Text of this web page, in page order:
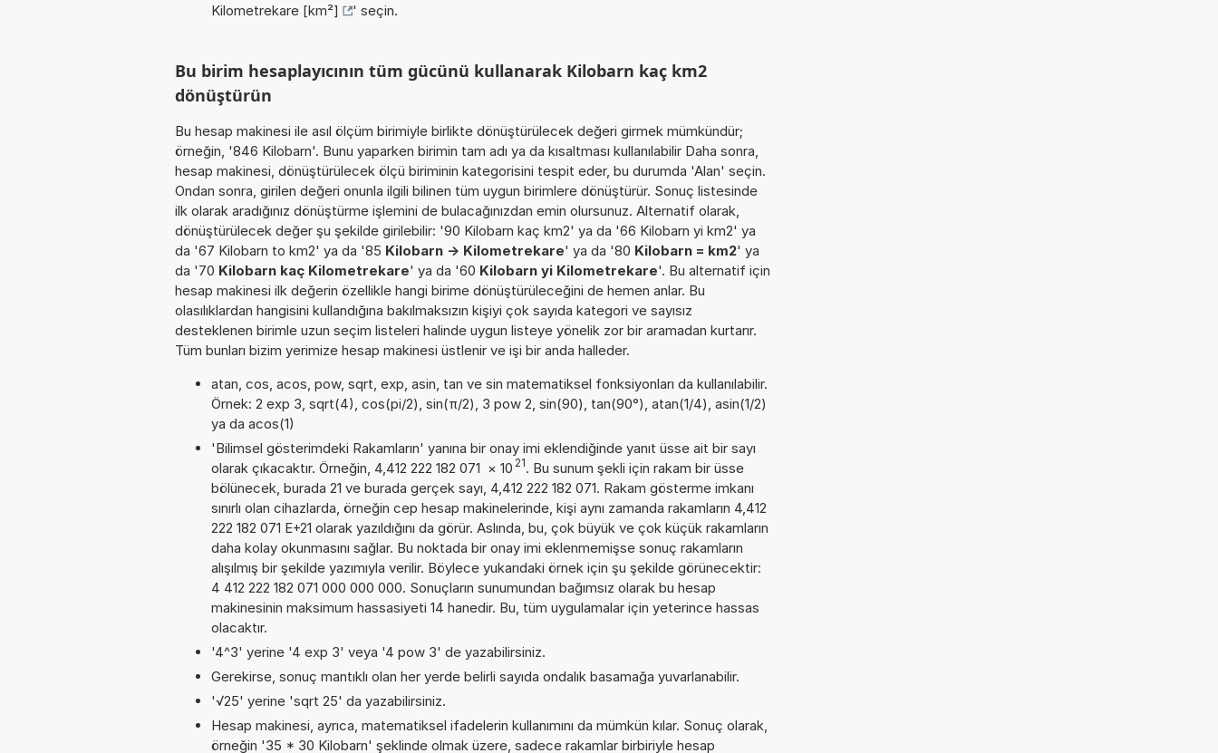
Kilometrekare [km²]
' seçin.
Bu birim hesaplayıcının tüm gücünü kullanarak Kilobarn kaç km2
dönüştürün
Bu hesap makinesi ile asıl ölçüm birimiyle birlikte dönüştürülecek değeri girmek mümkündür;
örneğin, '846 Kilobarn'. Bunu yaparken birimin tam adı ya da kısaltması kullanılabilir Daha sonra,
hesap makinesi, dönüştürülecek ölçü biriminin kategorisini tespit eder, bu durumda 'Alan' seçin.
Ondan sonra, girilen değeri onunla ilgili bilinen tüm uygun birimlere dönüştürür. Sonuç listesinde
ilk olarak aradığınız dönüştürme işlemini de bulacağınızdan emin olursunuz. Alternatif olarak,
dönüştürülecek değer şu şekilde girilebilir: '90 Kilobarn kaç km2' ya da '66 Kilobarn yi km2' ya
da '67 Kilobarn to km2' ya da '85 Kilobarn -> Kilometrekare' ya da '80 Kilobarn = km2' ya
da '70 Kilobarn kaç Kilometrekare' ya da '60 Kilobarn yi Kilometrekare'. Bu alternatif için
hesap makinesi ilk değerin özellikle hangi birime dönüştürüleceğini de hemen anlar. Bu
olasılıklardan hangisini kullandığına bakılmaksızın kişiyi çok sayıda kategori ve sayısız
desteklenen birimle uzun seçim listeleri halinde uygun listeye yönelik zor bir aramadan kurtarır.
Tüm bunları bizim yerimize hesap makinesi üstlenir ve işi bir anda halleder.
atan, cos, acos, pow, sqrt, exp, asin, tan ve sin matematiksel fonksiyonları da kullanılabilir.
Örnek: 2 exp 3, sqrt(4), cos(pi/2), sin(π/2), 3 pow 2, sin(90), tan(90°), atan(1/4), asin(1/2)
ya da acos(1)
'Bilimsel gösterimdeki Rakamların' yanına bir onay imi eklendiğinde yanıt üsse ait bir sayı
olarak çıkacaktır. Örneğin, 4,412 222 182 071 × 10 21. Bu sunum şekli için rakam bir üsse
bölünecek, burada 21 ve burada gerçek sayı, 4,412 222 182 071. Rakam gösterme imkanı
sınırlı olan cihazlarda, örneğin cep hesap makinelerinde, kişi aynı zamanda rakamların 4,412
222 182 071 E+21 olarak yazıldığını da görür. Aslında, bu, çok büyük ve çok küçük rakamların
daha kolay okunmasını sağlar. Bu noktada bir onay imi eklenmemişse sonuç rakamların
alışılmış bir şekilde yazımıyla verilir. Böylece yukarıdaki örnek için şu şekilde görünecektir:
4 412 222 182 071 000 000 000. Sonuçların sunumundan bağımsız olarak bu hesap
makinesinin maksimum hassasiyeti 14 hanedir. Bu, tüm uygulamalar için yeterince hassas
olacaktır.
'4^3' yerine '4 exp 3' veya '4 pow 3' de yazabilirsiniz.
Gerekirse, sonuç mantıklı olan her yerde belirli sayıda ondalık basamağa yuvarlanabilir.
'√25' yerine 'sqrt 25' da yazabilirsiniz.
Hesap makinesi, ayrıca, matematiksel ifadelerin kullanımını da mümkün kılar. Sonuç olarak,
örneğin '35 * 30 Kilobarn' şeklinde olmak üzere, sadece rakamlar birbiriyle hesap